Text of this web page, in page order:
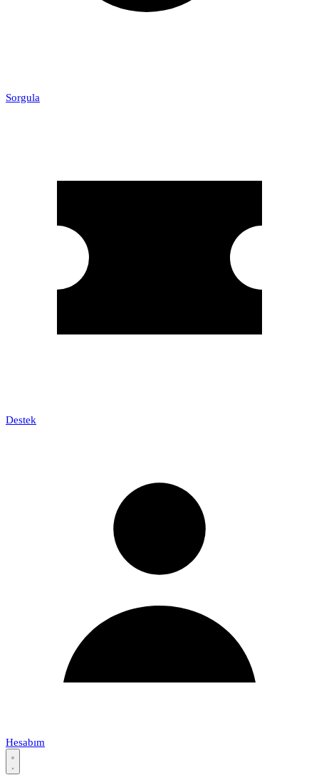
Sorgula
Destek
Hesabım